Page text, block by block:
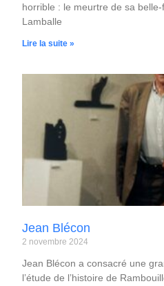
horrible : le meurtre de sa
Lamballe
Lire la suite »
Jean Blécon
2 novembre 2024
Jean Blécon a consacré une
l’étude de l’histoire de